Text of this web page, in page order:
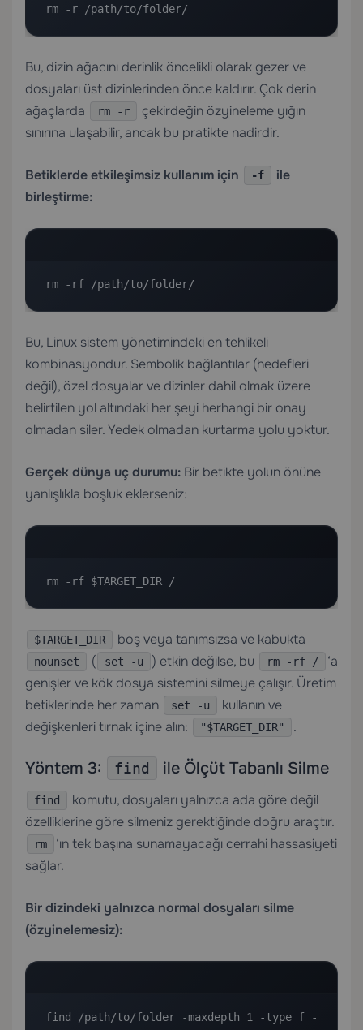
rm -r /path/to/folder/
Bu, dizin ağacını derinlik öncelikli olarak gezer ve
dosyaları üst dizinlerinden önce kaldırır. Çok derin
ağaçlarda
rm -r
çekirdeğin özyineleme yığın
sınırına ulaşabilir, ancak bu pratikte nadirdir.
Betiklerde etkileşimsiz kullanım için -f
ile
birleştirme:
rm -rf /path/to/folder/
Bu, Linux sistem yönetimindeki en tehlikeli
kombinasyondur. Sembolik bağlantılar (hedefleri
değil), özel dosyalar ve dizinler dahil olmak üzere
belirtilen yol altındaki her şeyi herhangi bir onay
olmadan siler. Yedek olmadan kurtarma yolu yoktur.
Gerçek dünya uç durumu: Bir betikte yolun önüne
yanlışlıkla boşluk eklerseniz:
rm -rf $TARGET_DIR /
$TARGET_DIR boş veya tanımsızsa ve kabukta
nounset ( set -u ) etkin değilse, bu rm -rf /
‘a
genişler ve kök dosya sistemini silmeye çalışır. Üretim
betiklerinde her zaman
set -u
kullanın ve
değişkenleri tırnak içine alın:
"$TARGET_DIR" .
Yöntem 3: find ile Ölçüt Tabanlı Silme
find
komutu, dosyaları yalnızca ada göre değil
özelliklerine göre silmeniz gerektiğinde doğru araçtır.
rm
‘ın tek başına sunamayacağı cerrahi hassasiyeti
sağlar.
Bir dizindeki yalnızca normal dosyaları silme
(özyinelemesiz):
find /path/to/folder -maxdepth 1 -type f -